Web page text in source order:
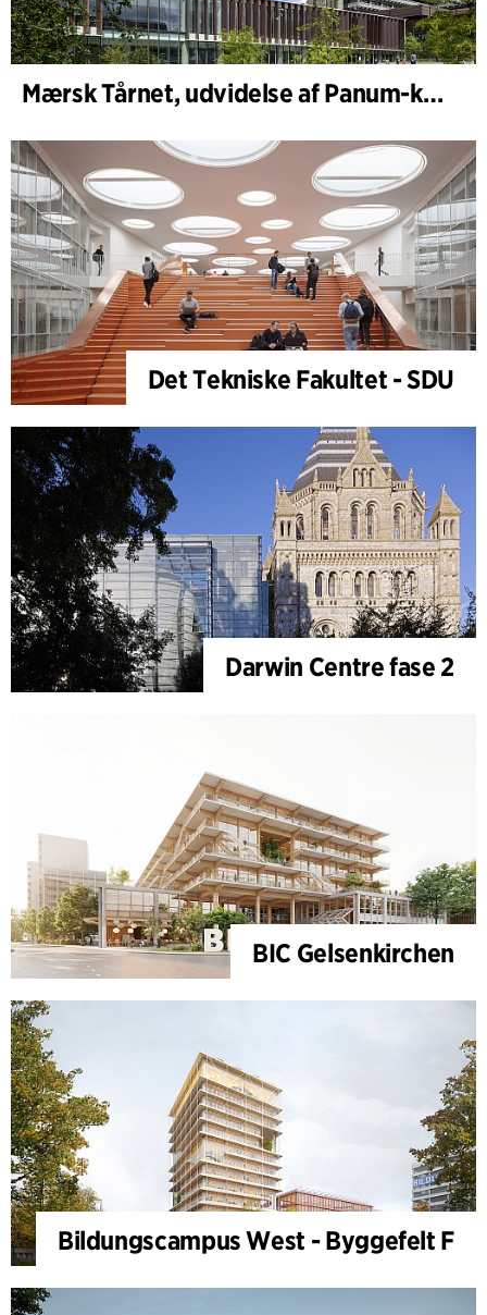
Mærsk Tårnet, udvidelse af Panum-komplekset
Det Tekniske Fakultet - SDU
Darwin Centre fase 2
BIC Gelsenkirchen
Bildungscampus West - Byggefelt F